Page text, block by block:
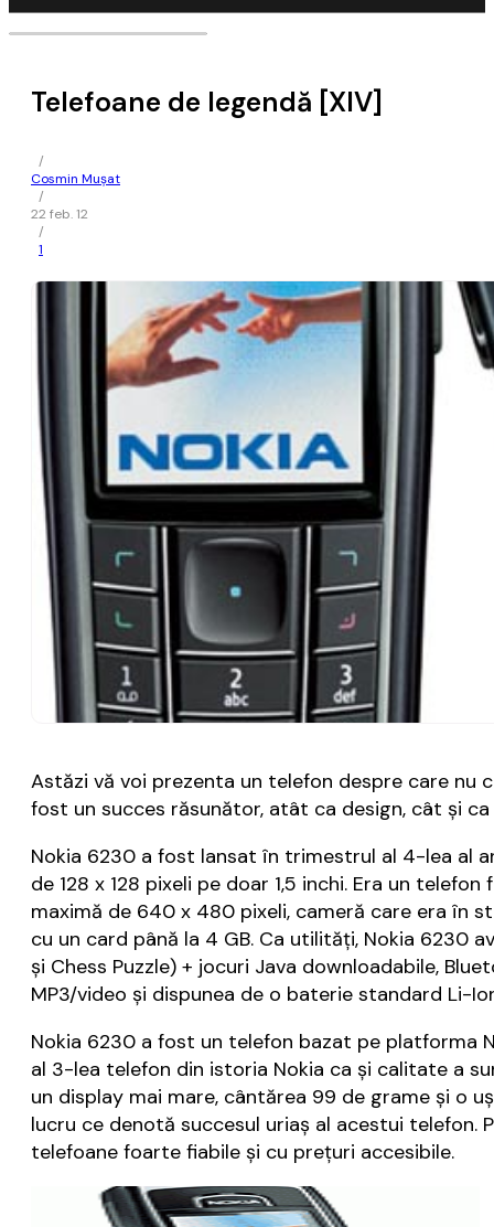
Telefoane de legendă [XIV]
/
Cosmin Mușat
/
22 feb. 12
/
1
Astăzi vă voi prezenta un telefon despre care
fost un succes răsunător, atât ca design, cât şi
Nokia 6230 a fost lansat în trimestrul al 4-lea al
de 128 x 128 pixeli pe doar 1,5 inchi. Era un
maximă de 640 x 480 pixeli, cameră care era în
cu un card până la 4 GB. Ca utilităţi, Nokia 6230
şi Chess Puzzle) + jocuri Java downloadabile,
MP3/video şi dispunea de o baterie standard Li-
Nokia 6230 a fost un telefon bazat pe platforma
al 3-lea telefon din istoria Nokia ca şi calitate a
un display mai mare, cântărea 99 de grame şi o
lucru ce denotă succesul uriaş al acestui
telefoane foarte fiabile şi cu preţuri accesibile.